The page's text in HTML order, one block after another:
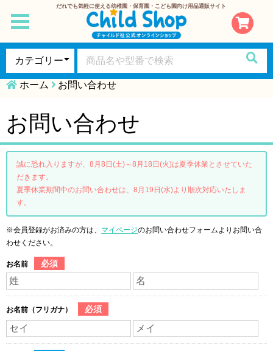
だれでも気軽に使える幼稚園・保育園・こども園向け用品通販サイト
toggle
navigation
ホーム お問い合わせ
お問い合わせ
誠に恐れ入りますが、8月8日(土)～8月18日(火)は夏季休業とさせていた
だきます。
夏季休業期間中のお問い合わせは、8月19日(水)より順次対応いたしま
す。
※会員登録がお済みの方は、 マイページのお問い合わせフォームよりお問い合
わせください。
お名前 必須
お名前（フリガナ） 必須